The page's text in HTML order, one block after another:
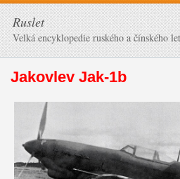
Ruslet
Velká encyklopedie ruského a čínského
Jakovlev Jak-1b